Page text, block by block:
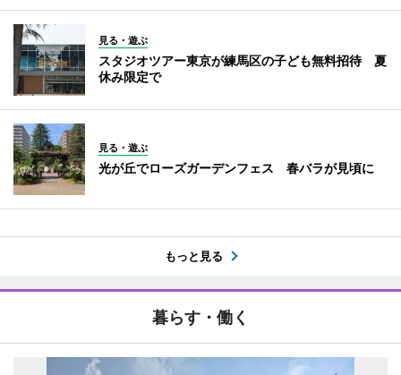
見る・遊ぶ
スタジオツアー東京が練馬区の子ども無料招待 夏
休み限定で
見る・遊ぶ
光が丘でローズガーデンフェス 春バラが見頃に
もっと見る
暮らす・働く